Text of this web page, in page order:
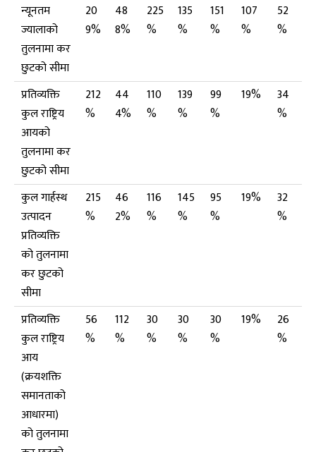
न्यूनतम
ज्यालाको
तुलनामा कर
छुटको सीमा
20
9%
48
8%
225
%
135
%
151
%
107
%
52
%
प्रतिव्यक्ति
कुल राष्ट्रिय
आयको
तुलनामा कर
छुटको सीमा
212
%
44
4%
110
%
139
%
99
%
19%
34
%
कुल गार्हस्थ
उत्पादन
प्रतिव्यक्ति
को तुलनामा
कर छुटको
सीमा
215
%
46
2%
116
%
145
%
95
%
19%
32
%
प्रतिव्यक्ति
कुल राष्ट्रिय
आय
(क्रयशक्ति
समानताको
आधारमा)
को तुलनामा
56
%
112
%
30
%
30
%
30
%
19%
26
%